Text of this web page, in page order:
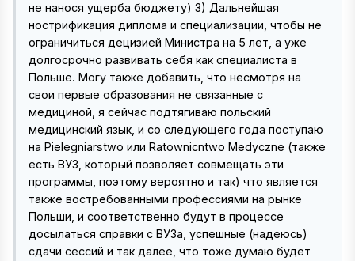
не нанося ущерба бюджету) 3) Дальнейшая
нострификация диплома и специализации, чтобы не
ограничиться децизией Министра на 5 лет, а уже
долгосрочно развивать себя как специалиста в
Польше. Могу также добавить, что несмотря на
свои первые образования не связанные с
медициной, я сейчас подтягиваю польский
медицинский язык, и со следующего года поступаю
на Pielegniarstwo или Ratownicntwo Medyczne (также
есть ВУЗ, который позволяет совмещать эти
программы, поэтому вероятно и так) что является
также востребованными профессиями на рынке
Польши, и соответственно будут в процессе
досылаться справки с ВУЗа, успешные (надеюсь)
сдачи сессий и так далее, что тоже думаю будет